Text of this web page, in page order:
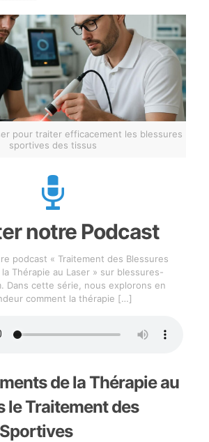
pour traiter efficacement les blessures
sportives des tissus
notre Podcast
podcast « Traitement des Blessures
Thérapie au Laser » sur blessures-
Dans cette série, nous explorons en
comment la thérapie […]
de la Thérapie au
le Traitement des